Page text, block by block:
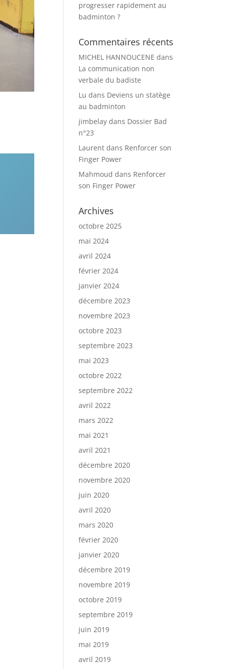
progresser rapidement au
badminton ?
Commentaires récents
MICHEL HANNOUCENE dans
La communication non
verbale du badiste
Lu dans Deviens un statège
au badminton
jimbelay dans Dossier Bad
n°23
Laurent dans Renforcer son
Finger Power
Mahmoud dans Renforcer
son Finger Power
Archives
octobre 2025
mai 2024
avril 2024
février 2024
janvier 2024
décembre 2023
novembre 2023
octobre 2023
septembre 2023
mai 2023
octobre 2022
septembre 2022
avril 2022
mars 2022
mai 2021
avril 2021
décembre 2020
novembre 2020
juin 2020
avril 2020
mars 2020
février 2020
janvier 2020
décembre 2019
novembre 2019
octobre 2019
septembre 2019
juin 2019
mai 2019
avril 2019